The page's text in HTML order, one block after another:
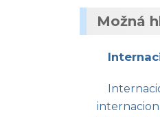
Možná